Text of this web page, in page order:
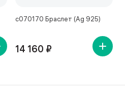
с070170 Браслет (Ag 925)
14 160 ₽